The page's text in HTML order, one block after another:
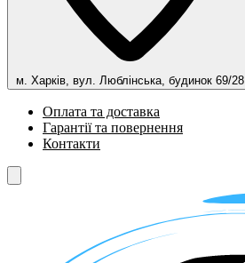
м. Харків, вул. Люблінська, будинок 69/28
Оплата та доставка
Гарантії та повернення
Контакти